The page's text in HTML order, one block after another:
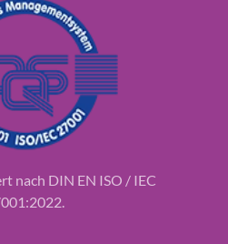
nach DIN EN ISO / IEC